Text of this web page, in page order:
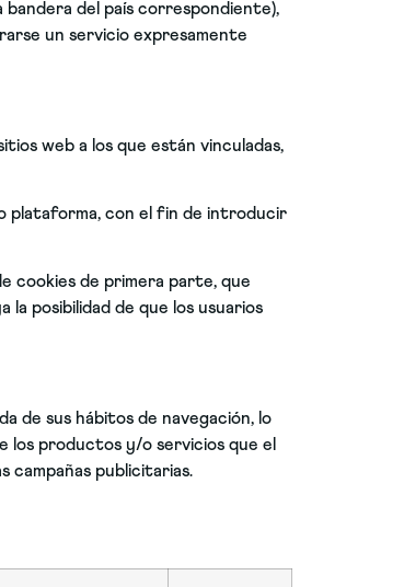
bandera del país correspondiente),
un servicio expresamente
web a los que están vinculadas,
plataforma, con el fin de introducir
cookies de primera parte, que
posibilidad de que los usuarios
de sus hábitos de navegación, lo
los productos y/o servicios que el
campañas publicitarias.